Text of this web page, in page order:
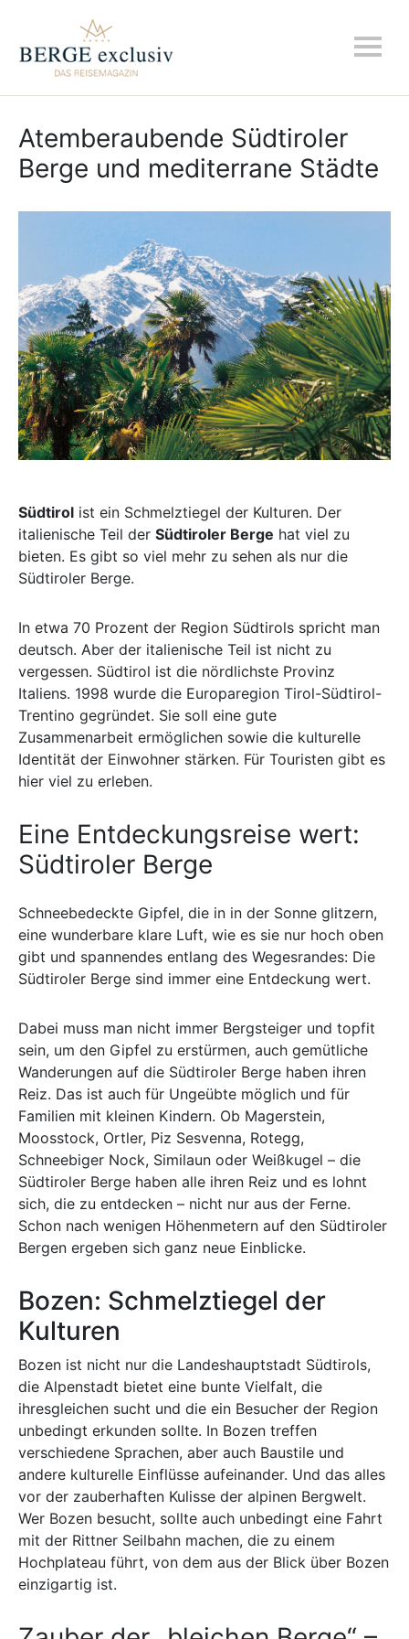
Atemberaubende Südtiroler
Berge und mediterrane Städte
Südtirol ist ein Schmelztiegel der Kulturen. Der
italienische Teil der Südtiroler Berge hat viel zu
bieten. Es gibt so viel mehr zu sehen als nur die
Südtiroler Berge.
In etwa 70 Prozent der Region Südtirols spricht man
deutsch. Aber der italienische Teil ist nicht zu
vergessen. Südtirol ist die nördlichste Provinz
Italiens. 1998 wurde die Europaregion Tirol-Südtirol-
Trentino gegründet. Sie soll eine gute
Zusammenarbeit ermöglichen sowie die kulturelle
Identität der Einwohner stärken. Für Touristen gibt es
hier viel zu erleben.
Eine Entdeckungsreise wert:
Südtiroler Berge
Schneebedeckte Gipfel, die in in der Sonne glitzern,
eine wunderbare klare Luft, wie es sie nur hoch oben
gibt und spannendes entlang des Wegesrandes: Die
Südtiroler Berge sind immer eine Entdeckung wert.
Dabei muss man nicht immer Bergsteiger und topfit
sein, um den Gipfel zu erstürmen, auch gemütliche
Wanderungen auf die Südtiroler Berge haben ihren
Reiz. Das ist auch für Ungeübte möglich und für
Familien mit kleinen Kindern. Ob Magerstein,
Moosstock, Ortler, Piz Sesvenna, Rotegg,
Schneebiger Nock, Similaun oder Weißkugel – die
Südtiroler Berge haben alle ihren Reiz und es lohnt
sich, die zu entdecken – nicht nur aus der Ferne.
Schon nach wenigen Höhenmetern auf den Südtiroler
Bergen ergeben sich ganz neue Einblicke.
Bozen: Schmelztiegel der
Kulturen
Bozen ist nicht nur die Landeshauptstadt Südtirols,
die Alpenstadt bietet eine bunte Vielfalt, die
ihresgleichen sucht und die ein Besucher der Region
unbedingt erkunden sollte. In Bozen treffen
verschiedene Sprachen, aber auch Baustile und
andere kulturelle Einflüsse aufeinander. Und das alles
vor der zauberhaften Kulisse der alpinen Bergwelt.
Wer Bozen besucht, sollte auch unbedingt eine Fahrt
mit der Rittner Seilbahn machen, die zu einem
Hochplateau führt, von dem aus der Blick über Bozen
einzigartig ist.